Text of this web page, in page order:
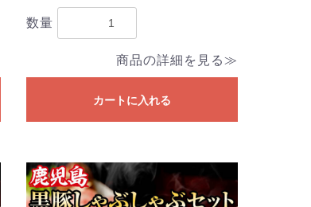
数量
商品の詳細を見る≫
カートに入れる